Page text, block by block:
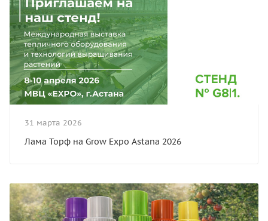
31 марта 2026
Лама Торф на Grow Expo Astana 2026